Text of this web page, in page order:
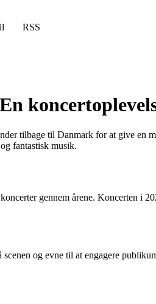
RSS
tilbage til Danmark for at give
fantastisk musik.
gennem årene. Koncerten i
og evne til at engagere